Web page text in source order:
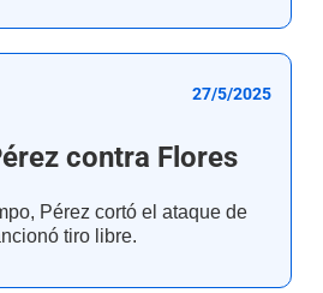
27/5/2025
contra Flores
Pérez cortó el ataque de
tiro libre.